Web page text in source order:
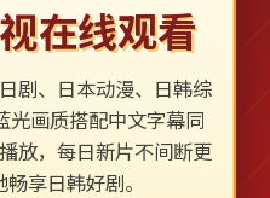
在线观看
剧、日本动漫、日韩综
光画质搭配中文字幕同
放，每日新片不间断更
享日韩好剧。